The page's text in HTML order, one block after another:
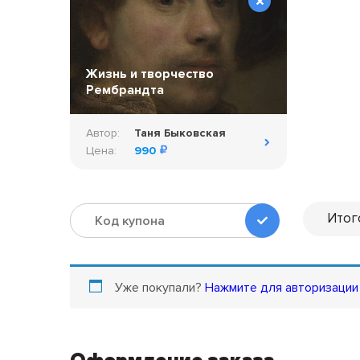
Жизнь и творчество
Рембрандта
Автор:
Таня Быковская
Цена:
990
Уже покупали? Нажмите для авторизации